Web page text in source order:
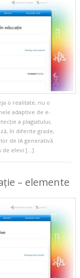
o realitate, nu o
adaptive de e-
a plagiatului,
în diferite grade,
de IA generativă
de elevi […]
– elemente